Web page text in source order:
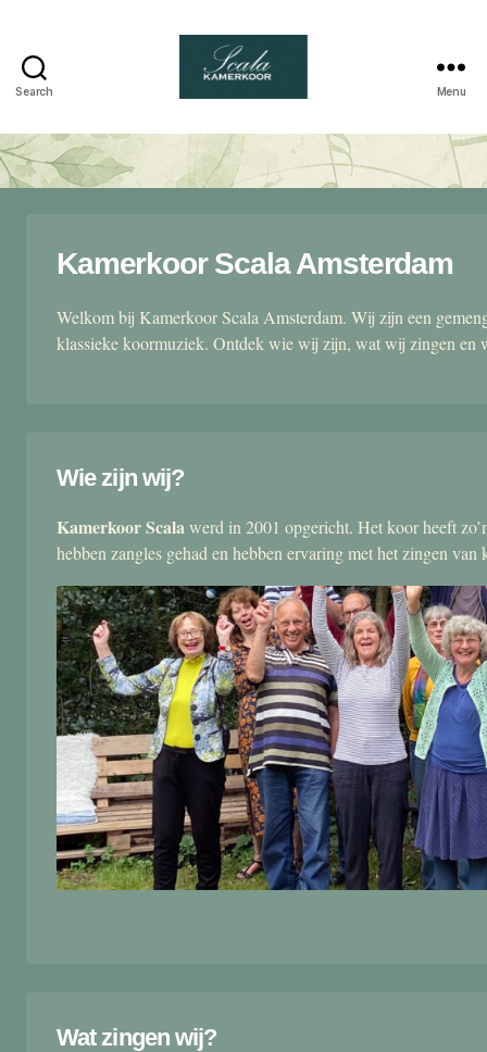
Search
kamerkoor
Menu
Kamerkoor Scala Amsterdam
Welkom bij Kamerkoor Scala Amsterdam. Wij zijn een
klassieke koormuziek. Ontdek wie wij zijn, wat wij zingen en
Wie zijn wij?
Kamerkoor Scalawerd in 2001 opgericht. Het koor heeft
hebben zangles gehad en hebben ervaring met het zingen van
Wat zingen wij?